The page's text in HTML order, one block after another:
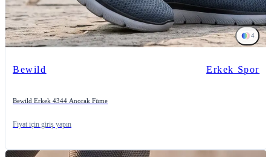
4
Bewild Erkek Spor
Bewild Erkek 4344 Anorak Füme
Fiyat için giriş yapın